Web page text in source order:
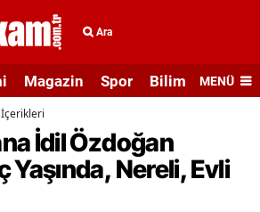
Ara
Magazin Spor Bilim veMENÜ
İdil Özdoğan
Yaşında, Nereli, Evli